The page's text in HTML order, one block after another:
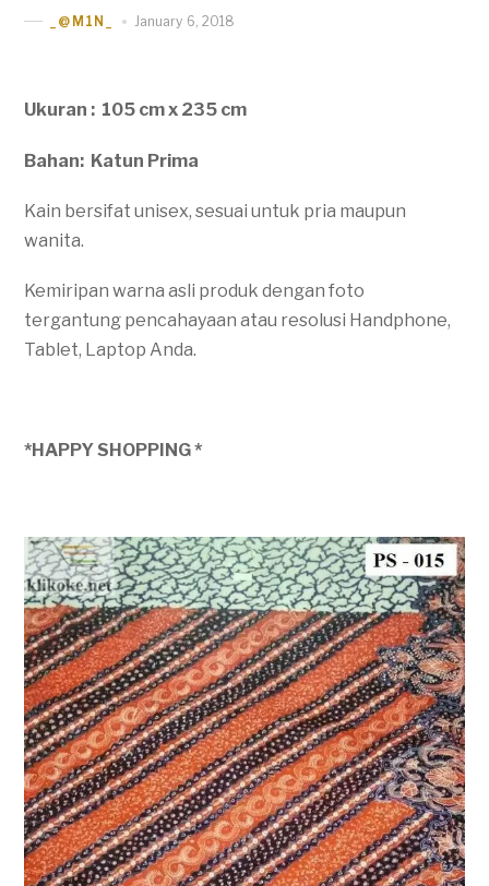
_@M1N_ January 6, 2018
Ukuran : 105 cm x 235 cm
Bahan: Katun Prima
Kain bersifat unisex, sesuai untuk pria maupun
wanita.
Kemiripan warna asli produk dengan foto
tergantung pencahayaan atau resolusi Handphone,
Tablet, Laptop Anda.
*HAPPY SHOPPING *